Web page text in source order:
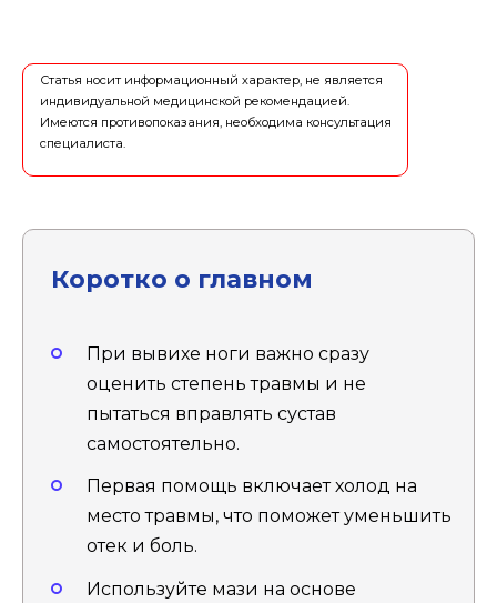
Статья носит информационный характер, не является
индивидуальной медицинской рекомендацией.
Имеются противопоказания, необходима консультация
специалиста.
Коротко о главном
При вывихе ноги важно сразу
оценить степень травмы и не
пытаться вправлять сустав
самостоятельно.
Первая помощь включает холод на
место травмы, что поможет уменьшить
отек и боль.
Используйте мази на основе